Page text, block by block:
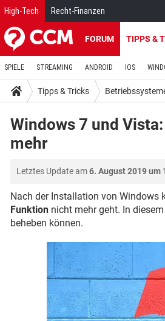
High-Tech Recht-Finanzen
FORUM TIPPS &
SPIELE STREAMING ANDROID IOS
Tipps & Tricks
Windows 7 und
mehr
Letztes Update am6. August 2019 um
Nach der Installation von Windows
Funktion nicht mehr geht. In
beheben können.